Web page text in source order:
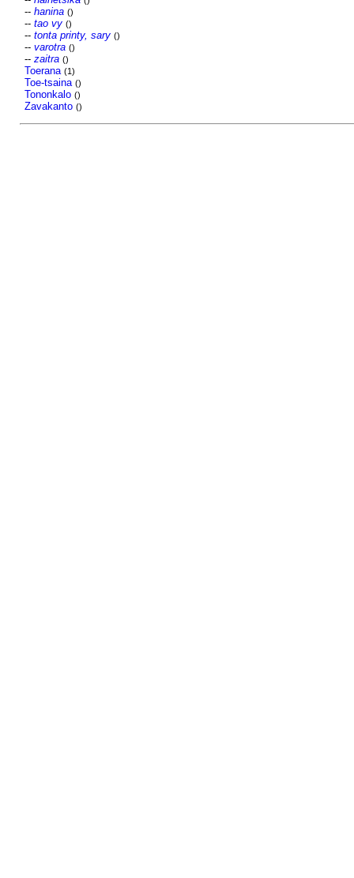
-- hanina ()
-- tao vy ()
-- tonta printy, sary ()
-- varotra ()
-- zaitra ()
Toerana (1)
Toe-tsaina ()
Tononkalo ()
Zavakanto ()